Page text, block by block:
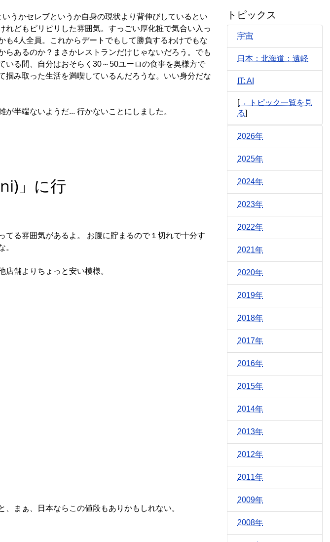
うかセレブというか自身の現状より背伸びしているとい
どもピリピリした雰囲気。すっごい厚化粧で気合い入っ
4人全員。これからデートでもして勝負するわけでもな
あるのか？まさかレストランだけじゃないだろう。でも
いる間、自分はおそらく30～50ユーロの食事を奥様方で
み取った生活を満喫しているんだろうな。いい身分だな
半端ないようだ... 行かないことにしました。
」に行
る雰囲気があるよ。 お腹に貯まるので１切れで十分す
。
舗よりちょっと安い模様。
まぁ、日本ならこの値段もありかもしれない。
トピックス
宇宙
日本：北海道：遠軽
IT: AI
[→ トピック一覧を見
る]
2026年
2025年
2024年
2023年
2022年
2021年
2020年
2019年
2018年
2017年
2016年
2015年
2014年
2013年
2012年
2011年
2009年
2008年